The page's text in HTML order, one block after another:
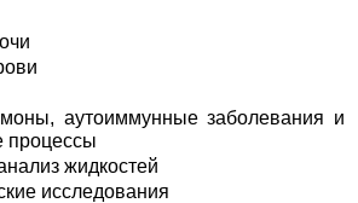
аутоиммунные заболевания и
процессы
жидкостей
исследования